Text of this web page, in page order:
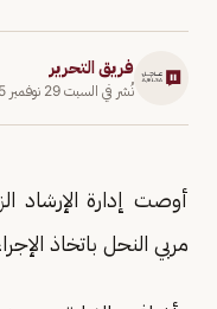
فريق التحرير
نُشر في السبت 29 نوفمبر 2025
أوصت إدارة الإرشاد
مربي النحل باتخاذ